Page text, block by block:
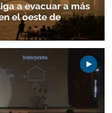
a evacuar a más
el oeste de